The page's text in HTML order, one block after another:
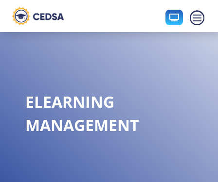

ELEARNING
MANAGEMENT